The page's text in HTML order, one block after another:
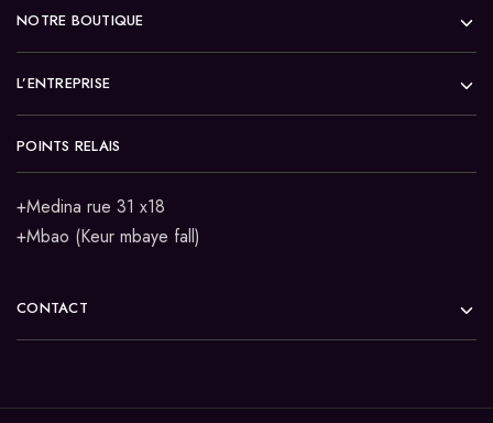
NOTRE BOUTIQUE
L’ENTREPRISE
POINTS RELAIS
+Medina rue 31 x18
+Mbao (Keur mbaye fall)
CONTACT